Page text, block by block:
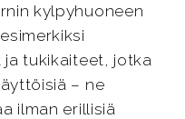
kylpyhuoneen
tukikaiteet, jotka
– ne
ilman erillisiä